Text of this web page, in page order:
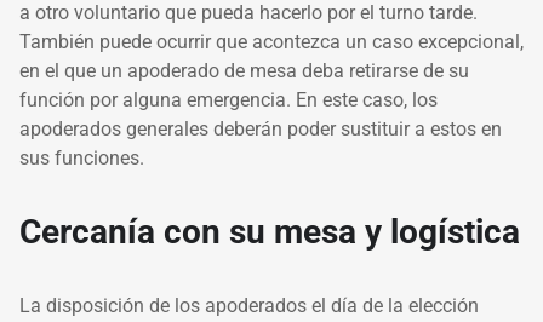
a otro voluntario que pueda hacerlo por el turno tarde.
También puede ocurrir que acontezca un caso excepcional,
en el que un apoderado de mesa deba retirarse de su
función por alguna emergencia. En este caso, los
apoderados generales deberán poder sustituir a estos en
sus funciones.
Cercanía con su mesa y logística
La disposición de los apoderados el día de la elección